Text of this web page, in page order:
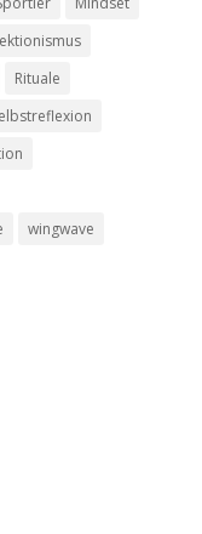
Rituale
wingwave